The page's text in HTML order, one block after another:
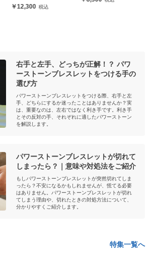
右手と左手、どっちが正解！？ パワ
ーストーンブレスレットをつける手の
選び方
パワーストーンブレスレットをつける際、右手と左
手、どちらにするか迷ったことはありませんか？実
は、重要なのは、左右ではなく利き手です。利き手
とその反対の手、それぞれに適したパワーストーン
を解説します。
パワーストーンブレスレットが切れて
しまったら？｜意味や対処法をご紹介
もしパワーストーンブレスレットが突然切れてしま
ったら？不安になるかもしれませんが、慌てる必要
はありません。パワーストーンブレスレットが切れ
てしまう理由や、切れたときの対処方法について、
分かりやすくご紹介します。
特集一覧へ